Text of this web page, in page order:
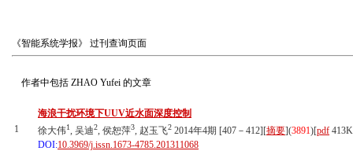
《智能系统学报》 过刊查询页面
作者中包括 ZHAO Yufei 的文章
1
海浪干扰环境下UUV近水面深度控制
徐大伟1, 吴迪2, 侯恕萍3, 赵玉飞2 2014年4期 [407－412][摘要](3891)[pdf
DOI:10.3969/j.issn.1673-4785.201311068